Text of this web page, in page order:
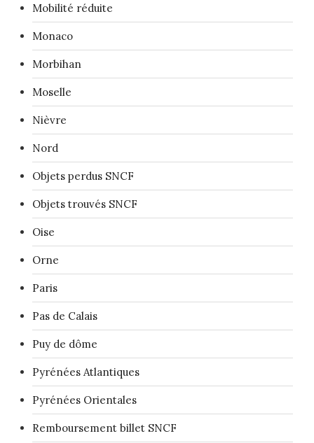
Mobilité réduite
Monaco
Morbihan
Moselle
Nièvre
Nord
Objets perdus SNCF
Objets trouvés SNCF
Oise
Orne
Paris
Pas de Calais
Puy de dôme
Pyrénées Atlantiques
Pyrénées Orientales
Remboursement billet SNCF